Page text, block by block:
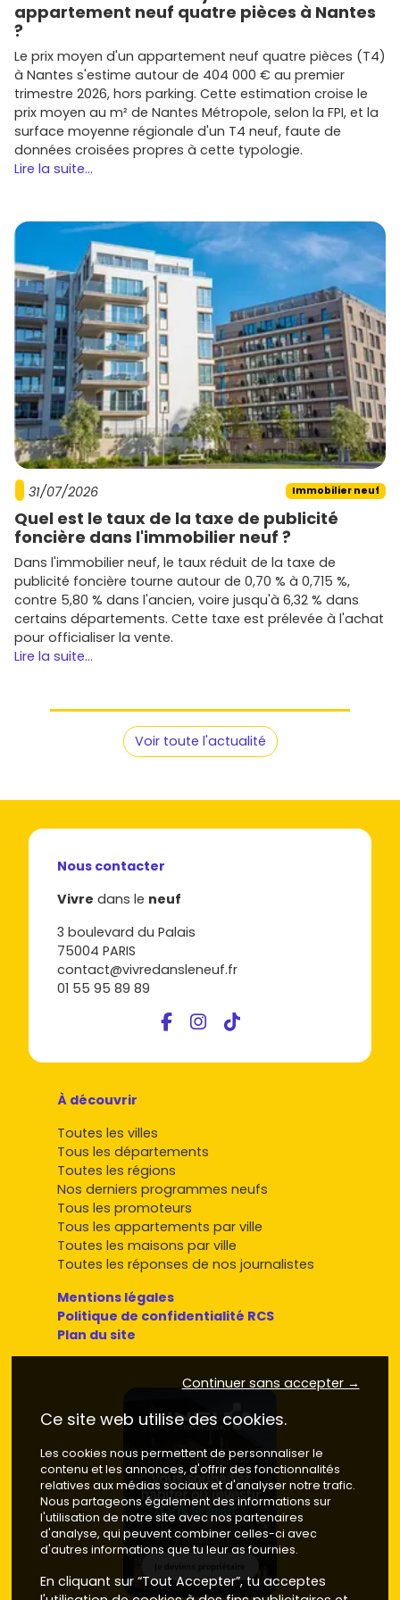
Promoteurs actifs sur Arbonne et le
Pays basque
Plusieurspromoteursinterviennent sur Arbonne et les
communes voisines. Voici des noms à surveiller quand tu
parcours les offres surVivre dans le neuf:
Bouygues Immobilier Sud-Ouest: programmes
bien situés et performants, souvent proches des
une attention aux finitions et à l'architecture locale.
Groupe Pichet: acteur majeur du Sud-Ouest,
gamme étendue du primo-accédant au haut de
gamme.
Eiffage Immobilier: projets durables et prestations
soignées, bon positionnement patrimonial.
Kaufman & Broad: adresses qualitatives et
optimisation des plans pour une bonne habitabilité.
MarignanetEdouard Denis: offres variées sur
l'agglomération, avec des typologies adaptées aux
familles.
Pitch Immo: résidences contemporaines, orientation
qualité d'usage et confort au quotidien.
Alday Immobilier(local) : acteur basque reconnu,
intégration architecturale et emplacements
pertinents.
En résumé,l'immobilier neuf à Arbonnet'offre un
équilibre rare entre nature, confort et valorisation
patrimoniale. Que tu vises un T2 à louer ou une maison
familiale avec jardin, démarre ta recherche surVivre
dans le neufpour comparer les programmes, les prixet
lesquartiers, et te positionner au bon moment sur les
meilleures opportunités.
appartement neuf quatre pièces à Nantes
?
Le prix moyen d'un appartement neuf quatre pièces (T4)
à Nantes s'estime autour de 404 000 € au premier
trimestre 2026, hors parking. Cette estimation croise le
prix moyen au m² de Nantes Métropole, selon la FPI, et la
surface moyenne régionale d'un T4 neuf, faute de
données croisées propres à cette typologie.
Lire la suite...
31/07/2026 Immobilier neuf
Quel est le taux de la taxe de publicité
foncière dans l'immobilier neuf ?
Dans l'immobilier neuf, le taux réduit de la taxe de
publicité foncière tourne autour de 0,70 % à 0,715 %,
contre 5,80 % dans l'ancien, voire jusqu'à 6,32 % dans
certains départements. Cette taxe est prélevée à l'achat
pour officialiser la vente.
Lire la suite...
Voir toute l'actualité
Nous contacter
Vivre dans le neuf
3 boulevard du Palais
75004 PARIS
contact@vivredansleneuf.fr
01 55 95 89 89
À découvrir
Toutes les villes
Tous les départements
Toutes les régions
Nos derniers programmes neufs
Tous les promoteurs
Tous les appartements par ville
Toutes les maisons par ville
Toutes les réponses de nos journalistes
Mentions légales
Politique de confidentialité RCS
Plan du site
Continuer sans accepter →
Ce site web utilise des cookies.
Les cookies nous permettent de personnaliser le
contenu et les annonces, d'offrir des fonctionnalités
relatives aux médias sociaux et d'analyser notre trafic.
Nous partageons également des informations sur
l'utilisation de notre site avec nos partenaires
d'analyse, qui peuvent combiner celles-ci avec
d'autres informations que tu leur as fournies.
En cliquant sur “Tout Accepter”, tu acceptes